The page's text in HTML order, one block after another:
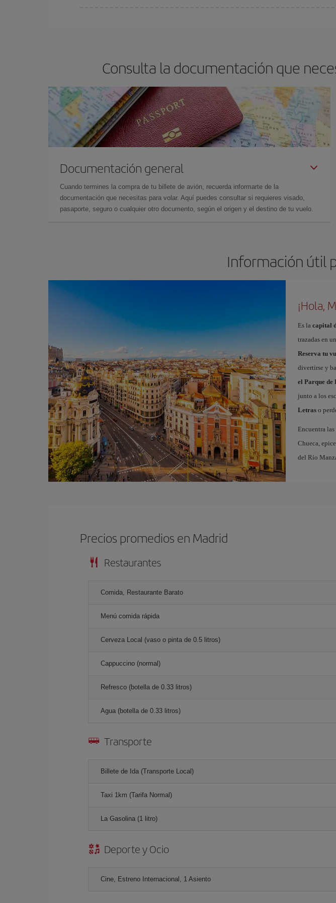
Consulta la documentación que
Documentación general
Cuando termines la compra de tu billete de avión, recuerda informarte de la
documentación que necesitas para volar. Aquí puedes consultar si requieres visado,
pasaporte, seguro o cualquier otro documento, según el origen y el destino de tu vuelo.
Información útil
¡Hola,
Es la capital
trazadas en
Reserva tu
divertirse y
el Parque de
junto a los
Letraso
Encuentra las
Chueca,
del Río
Precios promedios en Madrid
Restaurantes
Comida, Restaurante Barato
Menú comida rápida
Cerveza Local (vaso o pinta de 0.5 litros)
Cappuccino (normal)
Refresco (botella de 0.33 litros)
Agua (botella de 0.33 litros)
Transporte
Billete de Ida (Transporte Local)
Taxi 1km (Tarifa Normal)
La Gasolina (1 litro)
Deporte y Ocio
Cine, Estreno Internacional, 1 Asiento